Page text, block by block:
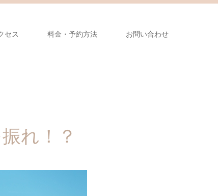
セス 料金・予約方法 お問い合わせ
れ！？